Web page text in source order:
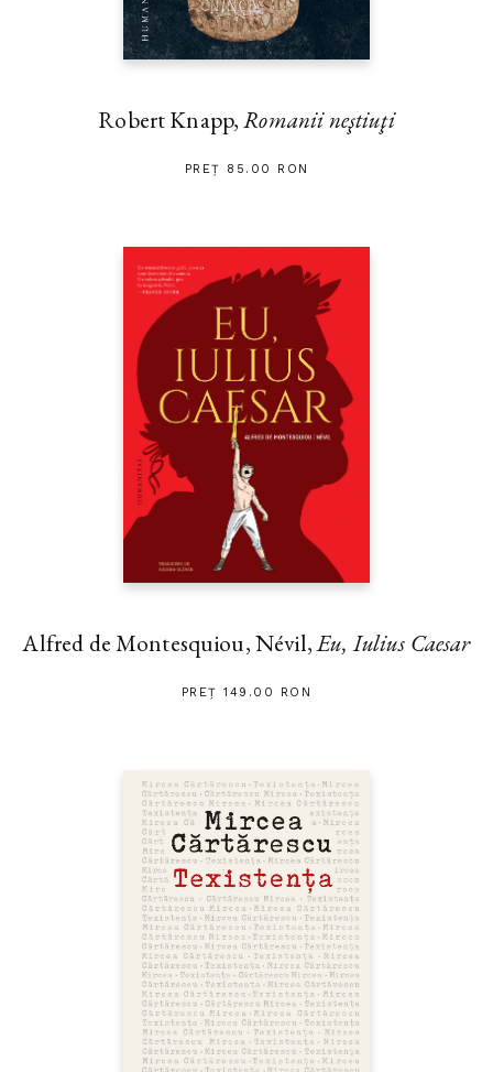
Robert Knapp,Romanii neştiuţi
PREȚ 85.00 RON
Alfred de Montesquiou, Névil,Eu, Iulius Caesar
PREȚ 149.00 RON